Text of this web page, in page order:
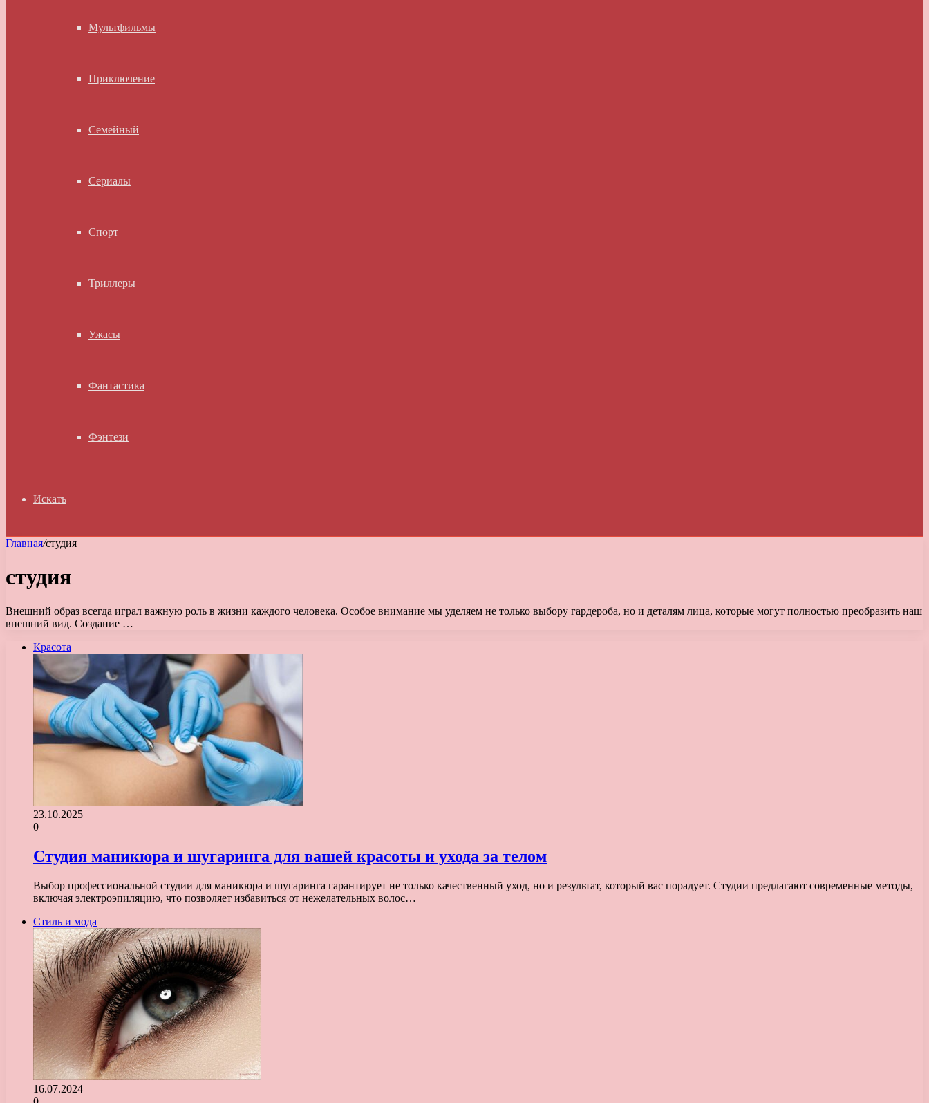
Мультфильмы
Приключение
Семейный
Сериалы
Спорт
Триллеры
Ужасы
Фантастика
Фэнтези
Искать
Главная/студия
студия
Внешний образ всегда играл важную роль в жизни каждого человека. Особое внимание мы уделяем не только выбору гардероба, но и деталям лица, которые могут полностью преобразить наш
внешний вид. Создание …
Красота
23.10.2025
0
Студия маникюра и шугаринга для вашей красоты и ухода за телом
Выбор профессиональной студии для маникюра и шугаринга гарантирует не только качественный уход, но и результат, который вас порадует. Студии предлагают современные методы,
включая электроэпиляцию, что позволяет избавиться от нежелательных волос…
Стиль и мода
16.07.2024